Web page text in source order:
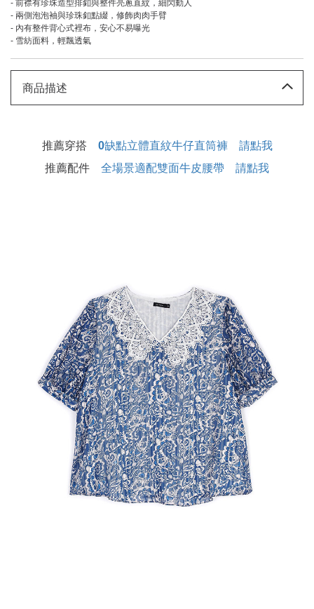
- 前襟有珍珠造型排釦與整件亮蔥直紋，細閃動人
- 兩側泡泡袖與珍珠釦點綴，修飾肉肉手臂
- 內有整件背心式裡布，安心不易曝光
- 雪紡面料，輕飄透氣
商品描述
推薦穿搭 0缺點立體直紋牛仔直筒褲 請點我
推薦配件 全場景適配雙面牛皮腰帶 請點我